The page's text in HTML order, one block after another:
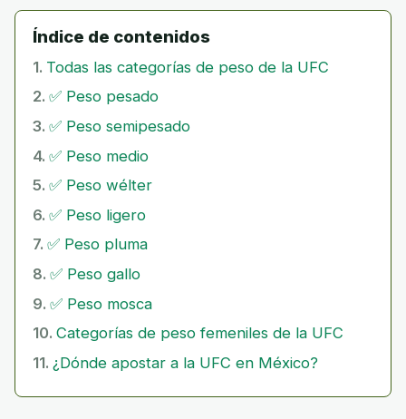
Índice de contenidos
Todas las categorías de peso de la UFC
✅ Peso pesado
✅ Peso semipesado
✅ Peso medio
✅ Peso wélter
✅ Peso ligero
✅ Peso pluma
✅ Peso gallo
✅ Peso mosca
Categorías de peso femeniles de la UFC
¿Dónde apostar a la UFC en México?